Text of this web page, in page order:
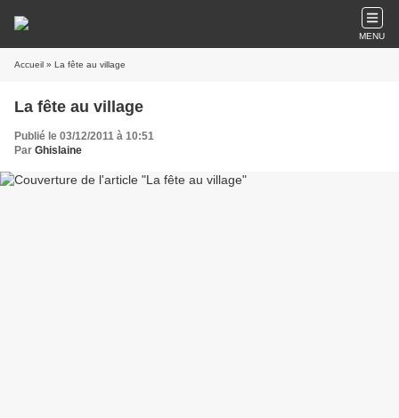
MENU
Accueil » La fête au village
La fête au village
Publié le 03/12/2011 à 10:51
Par Ghislaine